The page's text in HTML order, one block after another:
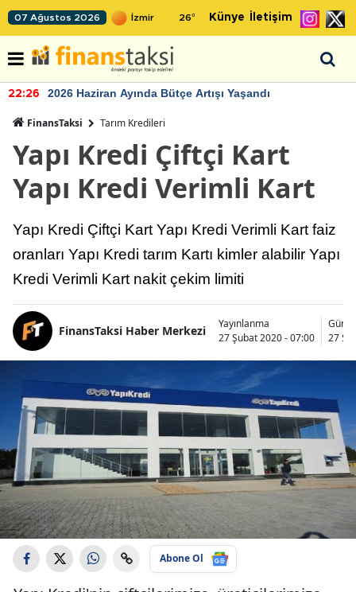
07 Ağustos 2026 26° Künye İletişim
22:26 2026 Haziran Ayında Bütçe Artışı Yaşandı
FinansTaksi Tarım Kredileri
Yapı Kredi Çiftçi Kart
Yapı Kredi Verimli Kart
Yapı Kredi Çiftçi Kart Yapı Kredi Verimli Kart faiz
oranları Yapı Kredi tarım Kartı kimler alabilir Yapı
Kredi Verimli Kart nakit çekim limiti
FinansTaksi Haber Merkezi
Yayınlanma
27 Şubat 2020 - 07:00
27
Abone Ol